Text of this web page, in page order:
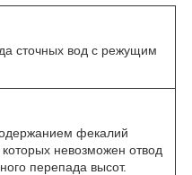
сточных вод с режущим
фекалий
невозможен отвод
перепада высот.